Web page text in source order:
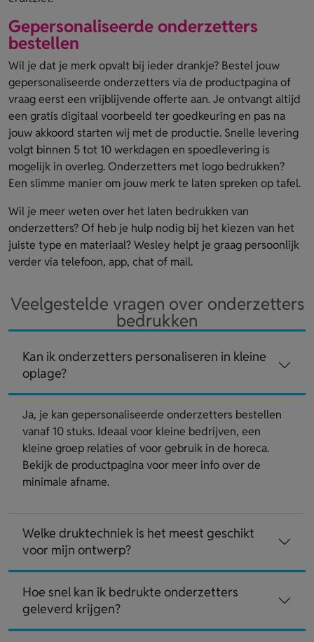
Gepersonaliseerde onderzetters
bestellen
Wil je dat je merk opvalt bij ieder drankje? Bestel jouw
gepersonaliseerde onderzetters via de productpagina of
vraag eerst een vrijblijvende offerte aan. Je ontvangt altijd
een gratis digitaal voorbeeld ter goedkeuring en pas na
jouw akkoord starten wij met de productie. Snelle levering
volgt binnen 5 tot 10 werkdagen en spoedlevering is
mogelijk in overleg. Onderzetters met logo bedrukken?
Een slimme manier om jouw merk te laten spreken op tafel.
Wil je meer weten over het laten bedrukken van
onderzetters? Of heb je hulp nodig bij het kiezen van het
juiste type en materiaal? Wesley helpt je graag persoonlijk
verder via telefoon, app, chat of mail.
Veelgestelde vragen over onderzetters
bedrukken
Kan ik onderzetters personaliseren in kleine
oplage?
Ja, je kan gepersonaliseerde onderzetters bestellen
vanaf 10 stuks. Ideaal voor kleine bedrijven, een
kleine groep relaties of voor gebruik in de horeca.
Bekijk de productpagina voor meer info over de
minimale afname.
Welke druktechniek is het meest geschikt
voor mijn ontwerp?
Hoe snel kan ik bedrukte onderzetters
geleverd krijgen?